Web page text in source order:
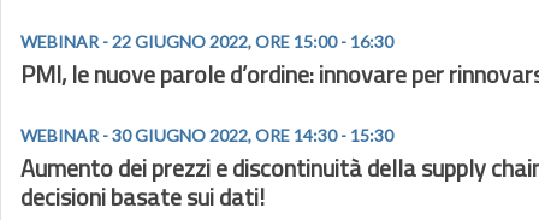
WEBINAR - 22 GIUGNO 2022, ORE 15:00 - 16:30
PMI, le nuove parole d’ordine: innovare per
WEBINAR - 30 GIUGNO 2022, ORE 14:30 - 15:30
Aumento dei prezzi e discontinuità della supply
decisioni basate sui dati!